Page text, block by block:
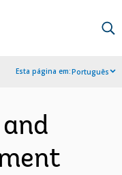
Esta página em:Português